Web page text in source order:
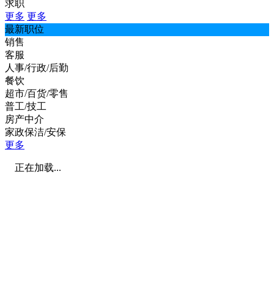
求职
更多 更多
最新职位
销售
客服
人事/行政/后勤
餐饮
超市/百货/零售
普工/技工
房产中介
家政保洁/安保
更多
正在加载...